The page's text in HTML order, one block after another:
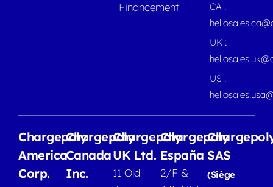
Financement
CA :
UK :
US :
Chargepoly
America
Corp.
Chargepoly
Canada
Inc.
Chargepoly
UK Ltd.
11 Old
Chargepoly
España
2/F &
SAS
(Siège